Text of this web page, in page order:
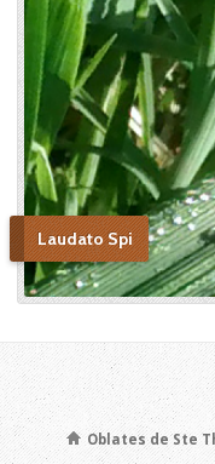
Laudato Spi
Oblates de Ste